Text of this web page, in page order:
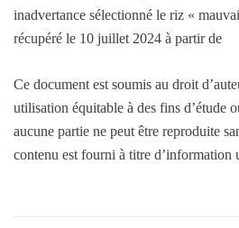
inadvertance sélectionné le riz «
récupéré le 10 juillet 2024 à partir de
Ce document est soumis au droit
utilisation équitable à des fins d’étude
aucune partie ne peut être reproduite
contenu est fourni à titre d’information